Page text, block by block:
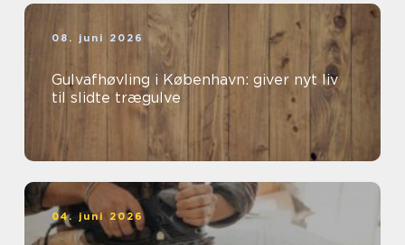
08. juni 2026
Gulvafhøvling i København: giver nyt liv
til slidte trægulve
04. juni 2026